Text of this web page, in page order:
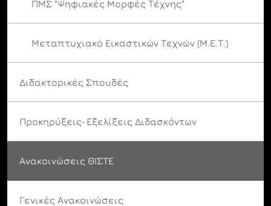
ΠΜΣ "Ψηφιακές Μορφές Τέχνης"
Μεταπτυχιακό Εικαστικών Τεχνών (Μ.Ε.Τ.)
Διδακτορικές Σπουδές
Προκηρύξεις-Εξελίξεις Διδασκόντων
Ανακοινώσεις ΘΙΣΤΕ
Γενικές Ανακοινώσεις